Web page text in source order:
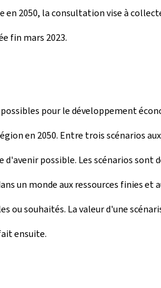
2050, la consultation vise à
fin mars 2023.
pour le développement
en 2050. Entre trois scénarios
possible. Les scénarios sont
un monde aux ressources finies et
souhaités. La valeur d'une
ensuite.